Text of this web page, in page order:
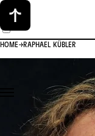
HOME RAPHAEL KÜBLER